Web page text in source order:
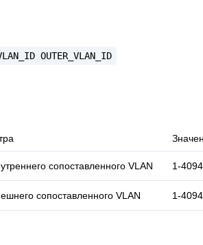
OUTER_VLAN_ID
сопоставленного VLAN 1-4094
сопоставленного VLAN 1-4094